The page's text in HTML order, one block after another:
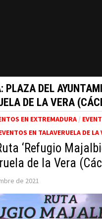
PLAZA DEL
DE LA VERA
EN EXTREMADURA/
EN TALAVERUELA DE LA
‘Refugio
de la Vera
de 2021